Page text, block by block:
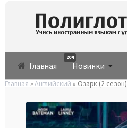
Главная Новинки
204
Главная » Английский » Озарк (2 сезон)